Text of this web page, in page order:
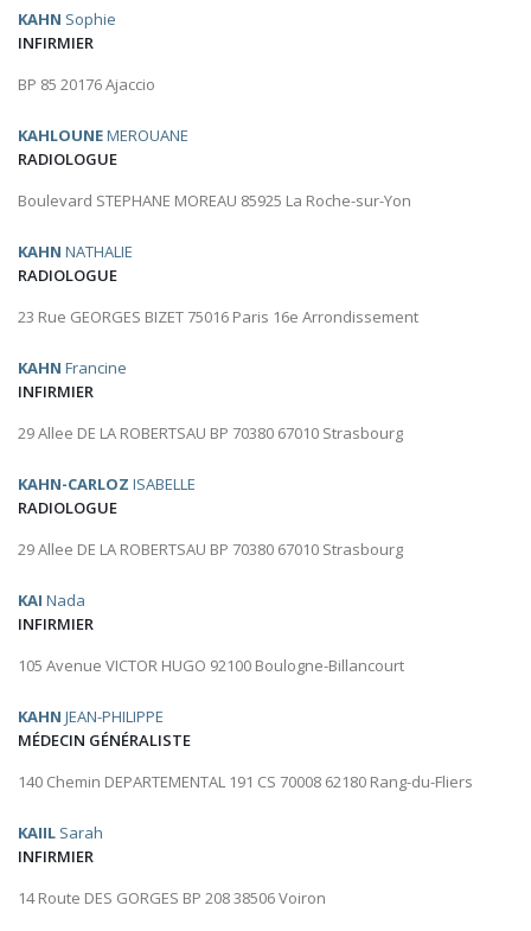
KAHN Sophie
INFIRMIER
BP 85 20176 Ajaccio
KAHLOUNEMEROUANE
RADIOLOGUE
Boulevard STEPHANE MOREAU 85925 La Roche-sur-Yon
KAHN NATHALIE
RADIOLOGUE
23 Rue GEORGES BIZET 75016 Paris 16e Arrondissement
KAHN Francine
INFIRMIER
29 Allee DE LA ROBERTSAU BP 70380 67010 Strasbourg
KAHN-CARLOZ ISABELLE
RADIOLOGUE
29 Allee DE LA ROBERTSAU BP 70380 67010 Strasbourg
KAI Nada
INFIRMIER
105 Avenue VICTOR HUGO 92100 Boulogne-Billancourt
KAHN JEAN-PHILIPPE
MÉDECIN GÉNÉRALISTE
140 Chemin DEPARTEMENTAL 191 CS 70008 62180 Rang-du-Fliers
KAIIL Sarah
INFIRMIER
14 Route DES GORGES BP 208 38506 Voiron